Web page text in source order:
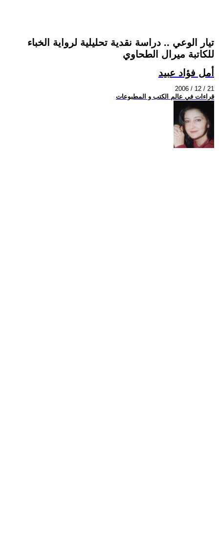
تيار الوعي .. دراسة نقدية تحليلية لرواية الخباء
للكاتبة ميرال الطحاوي
أمل فؤاد عبيد
2006 / 12 / 21
قراءات في عالم الكتب و المطبوعات